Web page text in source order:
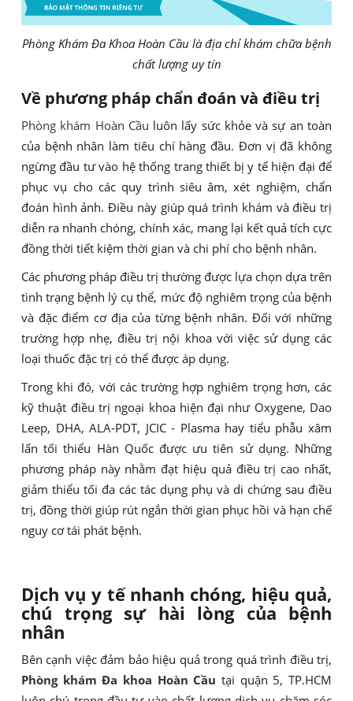
Phòng Khám Đa Khoa Hoàn Cầu là địa chỉ khám chữa bệnh
chất lượng uy tín
Về phương pháp chẩn đoán và điều trị
Phòng khám Hoàn Cầu luôn lấy sức khỏe và sự an toàn
của bệnh nhân làm tiêu chí hàng đầu. Đơn vị đã không
ngừng đầu tư vào hệ thống trang thiết bị y tế hiện đại để
phục vụ cho các quy trình siêu âm, xét nghiệm, chẩn
đoán hình ảnh. Điều này giúp quá trình khám và điều trị
diễn ra nhanh chóng, chính xác, mang lại kết quả tích cực
đồng thời tiết kiệm thời gian và chi phí cho bệnh nhân.
Các phương pháp điều trị thường được lựa chọn dựa trên
tình trạng bệnh lý cụ thể, mức độ nghiêm trọng của bệnh
và đặc điểm cơ địa của từng bệnh nhân. Đối với những
trường hợp nhẹ, điều trị nội khoa với việc sử dụng các
loại thuốc đặc trị có thể được áp dụng.
Trong khi đó, với các trường hợp nghiêm trọng hơn, các
kỹ thuật điều trị ngoại khoa hiện đại như Oxygene, Dao
Leep, DHA, ALA-PDT, JCIC - Plasma hay tiểu phẫu xâm
lấn tối thiểu Hàn Quốc được ưu tiên sử dụng. Những
phương pháp này nhằm đạt hiệu quả điều trị cao nhất,
giảm thiểu tối đa các tác dụng phụ và di chứng sau điều
trị, đồng thời giúp rút ngắn thời gian phục hồi và hạn chế
nguy cơ tái phát bệnh.
Dịch vụ y tế nhanh chóng, hiệu quả,
chú trọng sự hài lòng của bệnh
nhân
Bên cạnh việc đảm bảo hiệu quả trong quá trình điều trị,
Phòng khám Đa khoa Hoàn Cầu tại quận 5, TP.HCM